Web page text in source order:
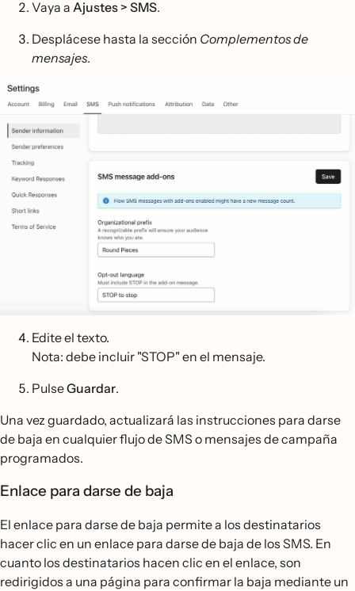
Vaya a Ajustes > SMS.
Desplácese hasta la sección Complementos de
mensajes.
Edite el texto.
Nota: debe incluir "STOP" en el mensaje.
PulseGuardar.
Una vez guardado, actualizará las instrucciones para darse
de baja en cualquier flujo de SMS o mensajes de campaña
programados.
Enlace para darse de baja
El enlace para darse de baja permite a los destinatarios
hacer clic en un enlace para darse de baja de los SMS. En
cuanto los destinatarios hacen clic en el enlace, son
redirigidos a una página para confirmar la baja mediante un